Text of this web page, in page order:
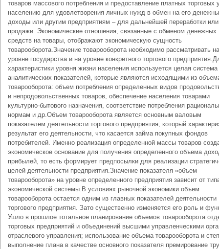
товаров массового потребления и предоставление платных торговых
населению для удовлетворения личных нужд в обмен на его
доходы или другим предприятиям – для дальнейшей переработки или
продажи. Экономические отношения, связанные с обменом денежных
средств на товары, отображают экономическую сущность
товарооборота.Значение товарооборота необходимо рассматривать на
уровне государства и на уровне конкретного торгового
характеристики уровня жизни населения используется целая система
аналитических показателей, которые являются исходящими из
товарооборота: объем потребления определенных видов
и непродовольственных товаров, обеспечение населения товарами
культурно-бытового назначения, соответствие потребления
нормам и др.Объем товарооборота является основным валовым
показателем деятельности торгового предприятия, который
результат его деятельности, что касается займа покупных фондов
потребителей. Именно реализация определенной массы товаров
экономическое основание для получения определенного объема
прибылей, то есть формирует предпосылки для реализации
целей деятельности предприятия.Значение показателя «объем
товарооборота» на уровне определенного предприятия зависит от
экономической системы.В условиях рыночной экономики объем
товарооборота остается одним из главных показателей деятельности
торгового предприятия. Зато существенно изменяется его роль и
Ушло в прошлое тотальное планирование объемов товарооборота
торговых предприятий и объединений высшими управленческими
отраслевого управления; использование объема товарооборота и
выполнение плана в качестве основного показателя премирование